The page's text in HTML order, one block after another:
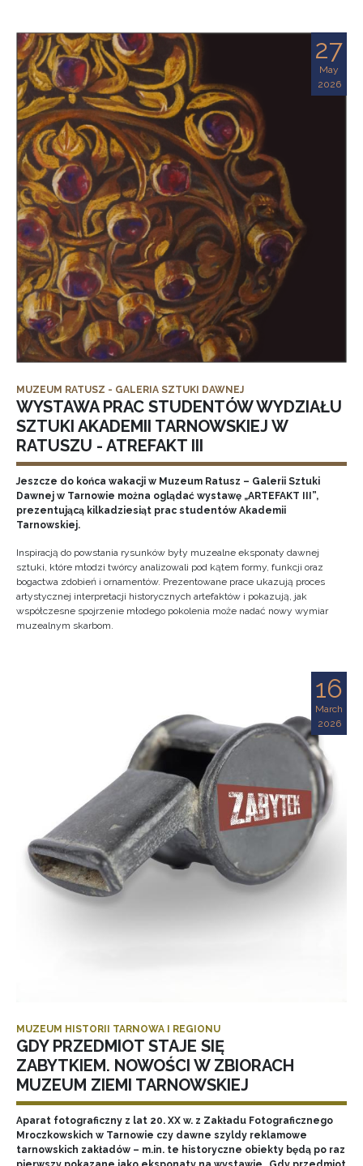
27
May
2026
MUZEUM RATUSZ - GALERIA SZTUKI DAWNEJ
WYSTAWA PRAC STUDENTÓW WYDZIAŁU
SZTUKI AKADEMII TARNOWSKIEJ W
RATUSZU - ATREFAKT III
Jeszcze do końca wakacji w Muzeum Ratusz – Galerii Sztuki
Dawnej w Tarnowie można oglądać wystawę „ARTEFAKT III”,
prezentującą kilkadziesiąt prac studentów Akademii
Tarnowskiej.
Inspiracją do powstania rysunków były muzealne eksponaty dawnej
sztuki, które młodzi twórcy analizowali pod kątem formy, funkcji oraz
bogactwa zdobień i ornamentów. Prezentowane prace ukazują proces
artystycznej interpretacji historycznych artefaktów i pokazują, jak
współczesne spojrzenie młodego pokolenia może nadać nowy wymiar
muzealnym skarbom.
16
March
2026
MUZEUM HISTORII TARNOWA I REGIONU
GDY PRZEDMIOT STAJE SIĘ
ZABYTKIEM. NOWOŚCI W ZBIORACH
MUZEUM ZIEMI TARNOWSKIEJ
Aparat fotograficzny z lat 20. XX w. z Zakładu Fotograficznego
Mroczkowskich w Tarnowie czy dawne szyldy reklamowe
tarnowskich zakładów – m.in. te historyczne obiekty będą po raz